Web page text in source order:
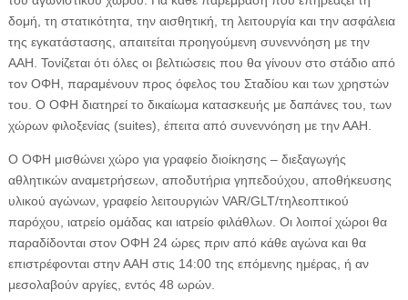
δομή, τη στατικότητα, την αισθητική, τη λειτουργία και την ασφάλεια
της εγκατάστασης, απαιτείται προηγούμενη συνεννόηση με την
ΑΑΗ. Τονίζεται ότι όλες οι βελτιώσεις που θα γίνουν στο στάδιο από
τον ΟΦΗ, παραμένουν προς όφελος του Σταδίου και των χρηστών
του. Ο ΟΦΗ διατηρεί το δικαίωμα κατασκευής με δαπάνες του, των
χώρων φιλοξενίας (suites), έπειτα από συνεννόηση με την ΑΑΗ.
Ο ΟΦΗ μισθώνει χώρο για γραφείο διοίκησης – διεξαγωγής
αθλητικών αναμετρήσεων, αποδυτήρια γηπεδούχου, αποθήκευσης
υλικού αγώνων, γραφείο λειτουργιών VAR/GLT/τηλεοπτικού
παρόχου, ιατρείο ομάδας και ιατρείο φιλάθλων. Οι λοιποί χώροι θα
παραδίδονται στον ΟΦΗ 24 ώρες πριν από κάθε αγώνα και θα
επιστρέφονται στην ΑΑΗ στις 14:00 της επόμενης ημέρας, ή αν
μεσολαβούν αργίες, εντός 48 ωρών.